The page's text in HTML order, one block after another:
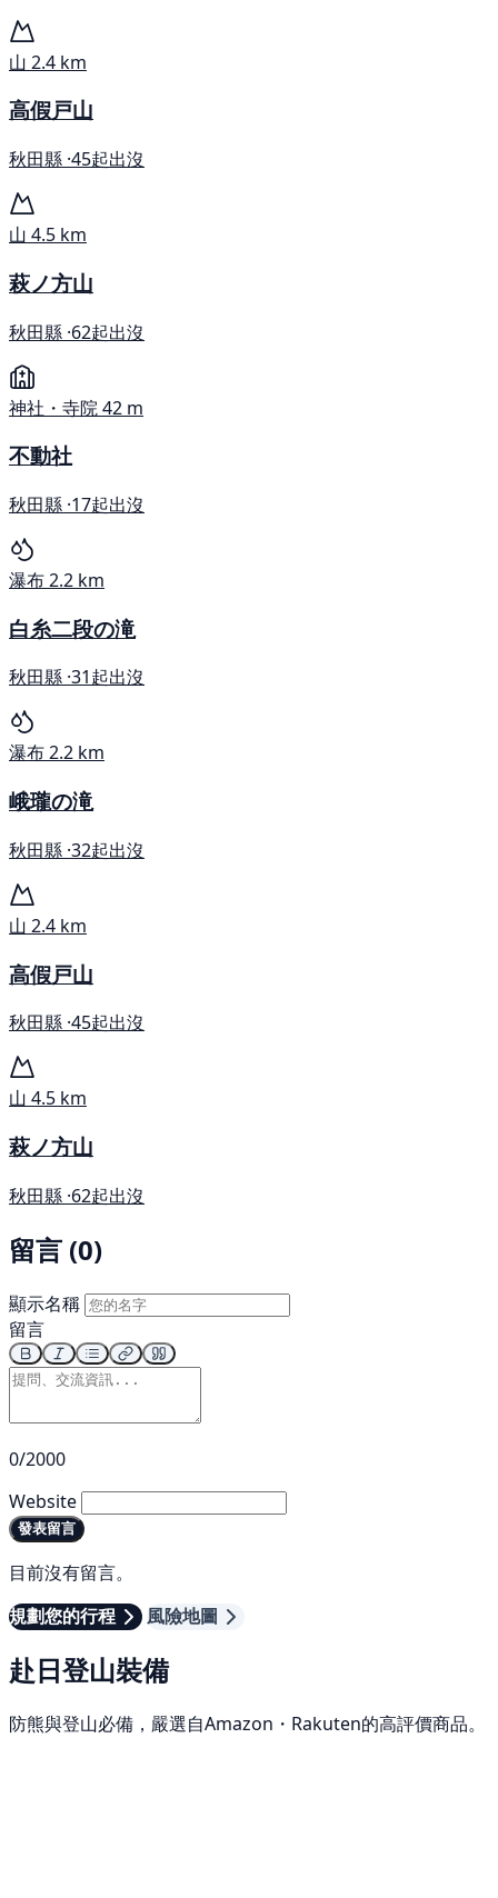
山 2.4 km
高假戸山
秋田縣 ·45起出沒
山 4.5 km
萩ノ方山
秋田縣 ·62起出沒
神社・寺院42 m
不動社
秋田縣 ·17起出沒
瀑布2.2 km
白糸二段の滝
秋田縣 ·31起出沒
瀑布2.2 km
峨瓏の滝
秋田縣 ·32起出沒
山 2.4 km
高假戸山
秋田縣 ·45起出沒
山 4.5 km
萩ノ方山
秋田縣 ·62起出沒
留言 (0)
顯示名稱
留言
0/2000
Website
發表留言
目前沒有留言。
規劃您的行程
風險地圖
赴日登山裝備
防熊與登山必備，嚴選自Amazon・Rakuten的高評價商品。